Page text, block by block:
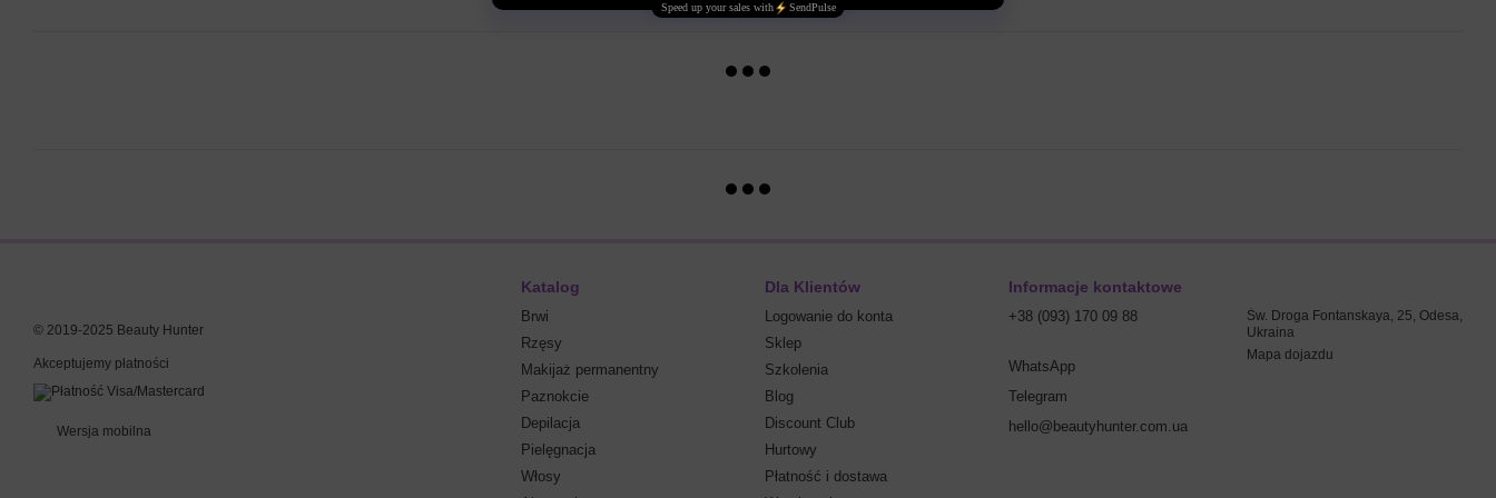
© 2019-2025 Beauty Hunter
Akceptujemy płatności
Wersja mobilna
Katalog
Brwi
Rzęsy
Makijaż permanentny
Paznokcie
Depilacja
Pielęgnacja
Włosy
Dla Klientów
Logowanie do konta
Sklep
Szkolenia
Blog
Discount Club
Hurtowy
Płatność i dostawa
Informacje kontaktowe
+38 (093) 170 09 88
WhatsApp
Telegram
hello@beautyhunter.com.ua
Św. Droga Fontanskaya, 25, Odesa,
Ukraina
Mapa dojazdu